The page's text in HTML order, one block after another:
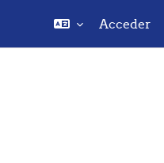
Acceder